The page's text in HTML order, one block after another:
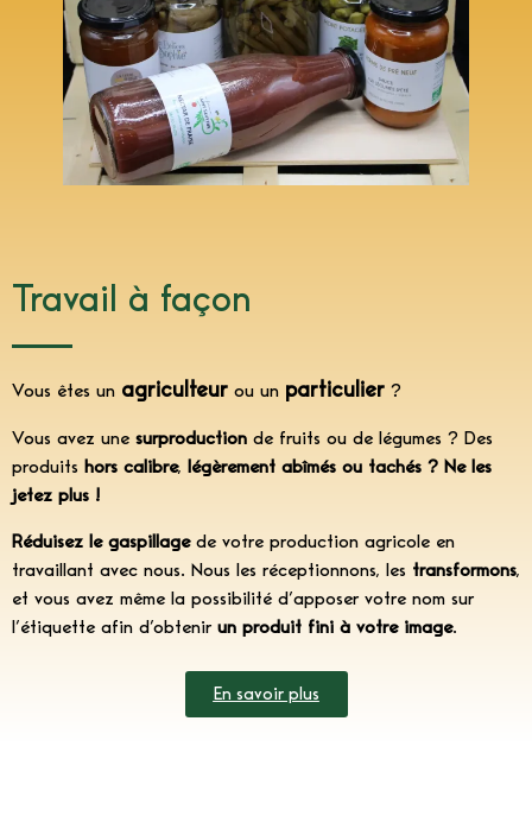
Travail à façon
Vous êtes un agriculteur ou un particulier ?
Vous avez une surproduction de fruits ou de légumes ? Des
produits hors calibre, légèrement abîmés ou tachés ? Ne les
jetez plus !
Réduisez le gaspillagede votre production agricole en
travaillant avec nous. Nous les réceptionnons, les transformons,
et vous avez même la possibilité d’apposer votre nom sur
l’étiquette afin d’obtenir un produit fini à votre image.
En savoir plus